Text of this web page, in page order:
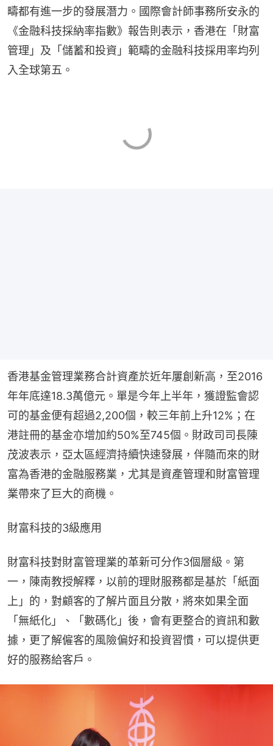
疇都有進一步的發展潛力。國際會計師事務所安永的
《金融科技採納率指數》報告則表示，香港在「財富
管理」及「儲蓄和投資」範疇的金融科技採用率均列
入全球第五。
香港基金管理業務合計資產於近年屢創新高，至2016
年年底達18.3萬億元。單是今年上半年，獲證監會認
可的基金便有超過2,200個，較三年前上升12%；在
港註冊的基金亦增加約50%至745個。財政司司長陳
茂波表示，亞太區經濟持續快速發展，伴隨而來的財
富為香港的金融服務業，尤其是資產管理和財富管理
業帶來了巨大的商機。
財富科技的3級應用
財富科技對財富管理業的革新可分作3個層級。第
一，陳南教授解釋，以前的理財服務都是基於「紙面
上」的，對顧客的了解片面且分散，將來如果全面
「無紙化」、「數碼化」後，會有更整合的資訊和數
據，更了解僱客的風險偏好和投資習慣，可以提供更
好的服務給客戶。